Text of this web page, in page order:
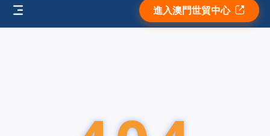
進入澳門世貿中心